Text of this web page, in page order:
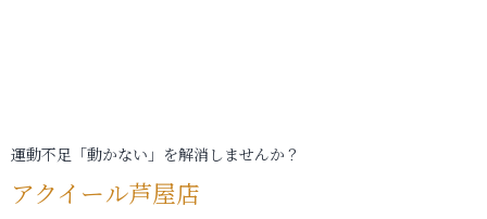
運動不足「動かない」を解消しませんか？
アクイール芦屋店